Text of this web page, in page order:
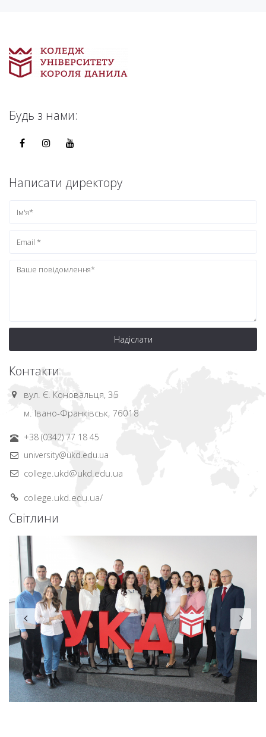
Будь з нами:
Написати директору
Надіслати
Контакти
вул. Є. Коновальця, 35
м. Івано-Франківськ, 76018
+38 (0342) 77 18 45
university@ukd.edu.ua
college.ukd@ukd.edu.ua
college.ukd.edu.ua/
Світлини